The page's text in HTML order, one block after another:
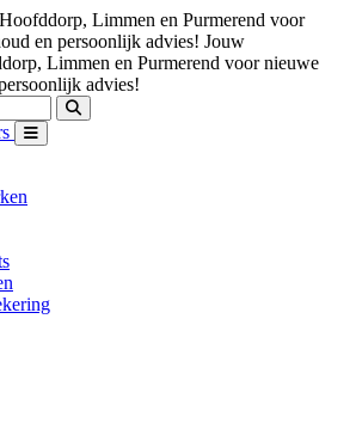
Limmen en Purmerend voor
en persoonlijk advies! Jouw
Limmen en Purmerend voor nieuwe
advies!